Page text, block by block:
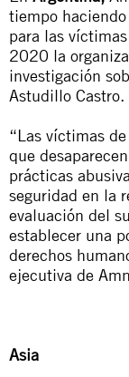
tiempo
para las
2020 la
investigación
Astudillo Castro.
“Las víctimas
que
prácticas
seguridad en la
evaluación del
establecer una
derechos
ejecutiva de
Asia